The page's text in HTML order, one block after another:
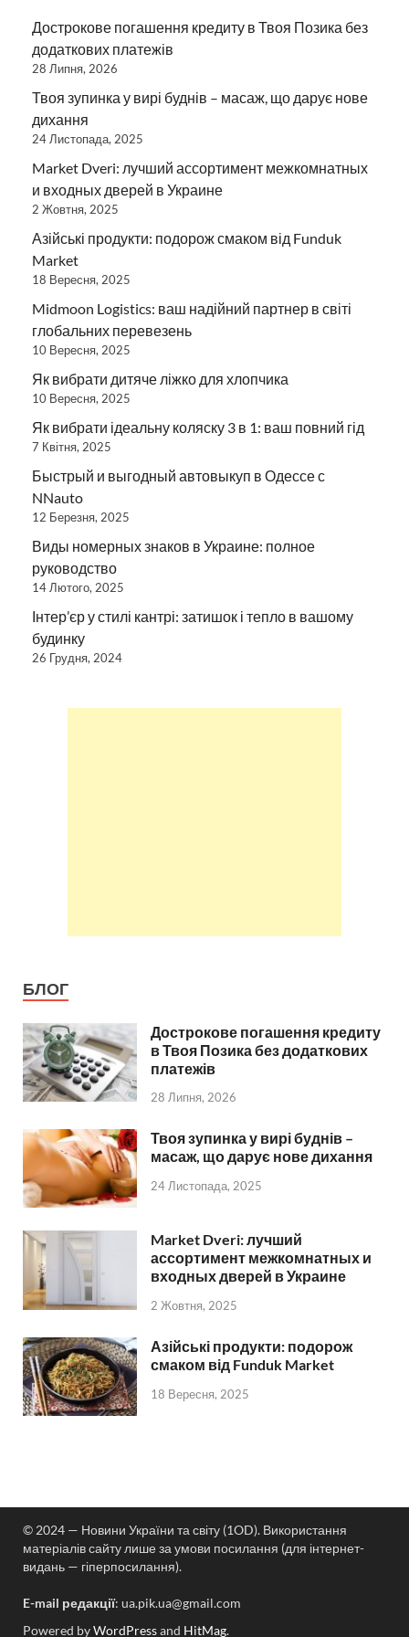
Дострокове погашення кредиту в Твоя Позика без
додаткових платежів
28 Липня, 2026
Твоя зупинка у вирі буднів – масаж, що дарує нове
дихання
24 Листопада, 2025
Market Dveri: лучший ассортимент межкомнатных
и входных дверей в Украине
2 Жовтня, 2025
Азійські продукти: подорож смаком від Funduk
Market
18 Вересня, 2025
Midmoon Logistics: ваш надійний партнер в світі
глобальних перевезень
10 Вересня, 2025
Як вибрати дитяче ліжко для хлопчика
10 Вересня, 2025
Як вибрати ідеальну коляску 3 в 1: ваш повний гід
7 Квітня, 2025
Быстрый и выгодный автовыкуп в Одессе с
NNauto
12 Березня, 2025
Виды номерных знаков в Украине: полное
руководство
14 Лютого, 2025
Інтер’єр у стилі кантрі: затишок і тепло в вашому
будинку
26 Грудня, 2024
БЛОГ
Дострокове погашення кредиту
в Твоя Позика без додаткових
платежів
28 Липня, 2026
Твоя зупинка у вирі буднів –
масаж, що дарує нове дихання
24 Листопада, 2025
Market Dveri: лучший
ассортимент межкомнатных и
входных дверей в Украине
2 Жовтня, 2025
Азійські продукти: подорож
смаком від Funduk Market
18 Вересня, 2025
© 2024 — Новини України та світу (1OD). Використання
матеріалів сайту лише за умови посилання (для інтернет-
видань — гіперпосилання).
E-mail редакції: ua.pik.ua@gmail.com
Powered byWordPressand HitMag.